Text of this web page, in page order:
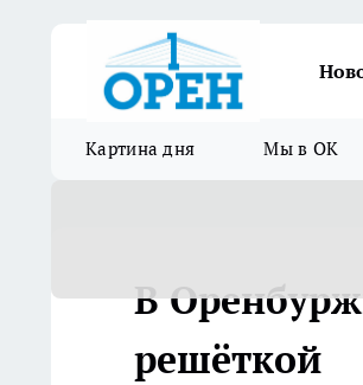
Картина дня Мы в ОК
В
решёткой